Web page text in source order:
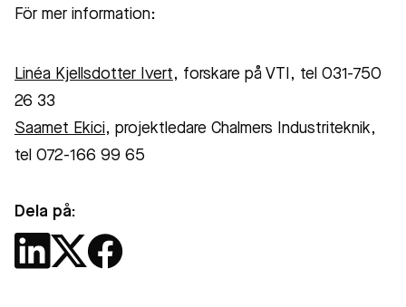
För mer information:
Linéa Kjellsdotter Ivert, forskare på VTI, tel 031-750
26 33
Saamet Ekici, projektledare Chalmers Industriteknik,
tel 072-166 99 65
Dela på: